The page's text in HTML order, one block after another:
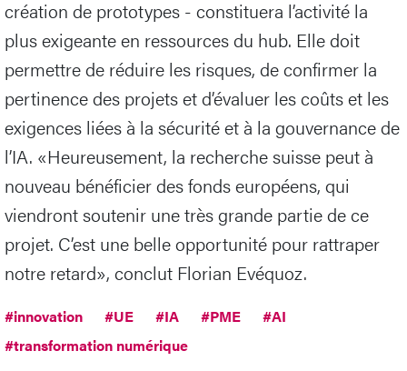
création de prototypes - constituera l’activité la
plus exigeante en ressources du hub. Elle doit
permettre de réduire les risques, de confirmer la
pertinence des projets et d’évaluer les coûts et les
exigences liées à la sécurité et à la gouvernance de
l’IA. «Heureusement, la recherche suisse peut à
nouveau bénéficier des fonds européens, qui
viendront soutenir une très grande partie de ce
projet. C’est une belle opportunité pour rattraper
notre retard», conclut Florian Evéquoz.
#innovation #UE #IA #PME
#AI
#transformation numérique